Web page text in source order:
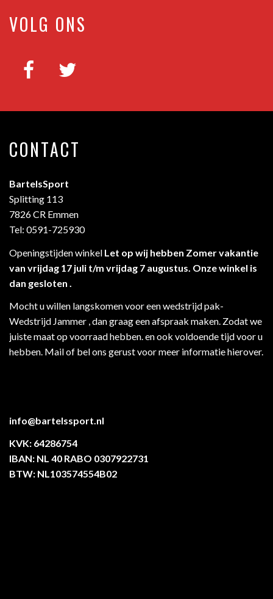
VOLG ONS
CONTACT
BartelsSport
Splitting 113
7826 CR Emmen
Tel: 0591-725930
Openingstijden winkel Let op wij hebben Zomer vakantie
van vrijdag 17 juli t/m vrijdag 7 augustus. Onze winkel is
dan gesloten .
Mocht u willen langskomen voor een wedstrijd pak-
Wedstrijd Jammer , dan graag een afspraak maken. Zodat we
juiste maat op voorraad hebben. en ook voldoende tijd voor u
hebben. Mail of bel ons gerust voor meer informatie hierover.
info@bartelssport.nl
KVK: 64286754
IBAN: NL 40 RABO 0307922731
BTW: NL103574554B02